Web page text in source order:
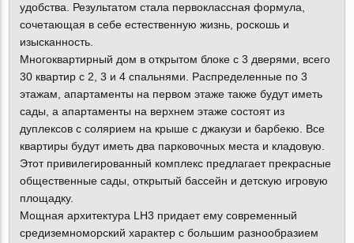
удобства. Результатом стала первоклассная формула,
сочетающая в себе естественную жизнь, роскошь и
изысканность.
Многоквартирный дом в открытом блоке с 3 дверями, всего
30 квартир с 2, 3 и 4 спальнями. Распределенные по 3
этажам, апартаменты на первом этаже также будут иметь
сады, а апартаменты на верхнем этаже состоят из
дуплексов с солярием на крыше с джакузи и барбекю. Все
квартиры будут иметь два парковочных места и кладовую.
Этот привилегированный комплекс предлагает прекрасные
общественные сады, открытый бассейн и детскую игровую
площадку.
Мощная архитектура LH3 придает ему современный
средиземноморский характер с большим разнообразием